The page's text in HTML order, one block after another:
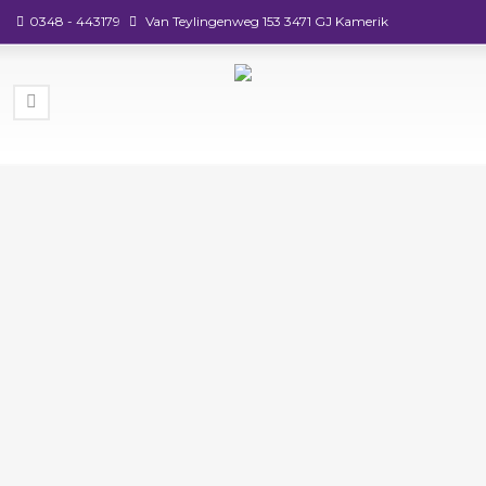
0348 - 443179 Van Teylingenweg 153 3471 GJ Kamerik